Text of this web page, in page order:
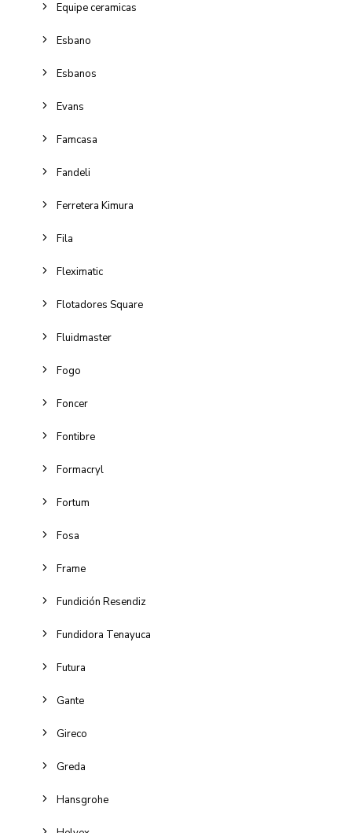
Equipe ceramicas
Esbano
Esbanos
Evans
Famcasa
Fandeli
Ferretera Kimura
Fila
Fleximatic
Flotadores Square
Fluidmaster
Fogo
Foncer
Fontibre
Formacryl
Fortum
Fosa
Frame
Fundición Resendiz
Fundidora Tenayuca
Futura
Gante
Gireco
Greda
Hansgrohe